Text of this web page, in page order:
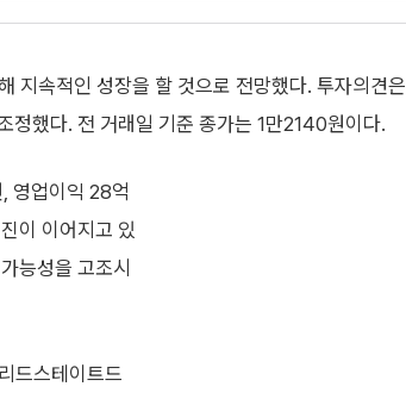
지속적인 성장을 할 것으로 전망했다. 투자의견은
정했다. 전 거래일 기준 종가는 1만2140원이다.
영업이익 28억
이 이어지고 있
능성을 고조시
드스테이트드